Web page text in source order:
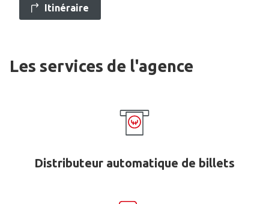
Itinéraire
Les services de l'agence
Distributeur automatique de billets